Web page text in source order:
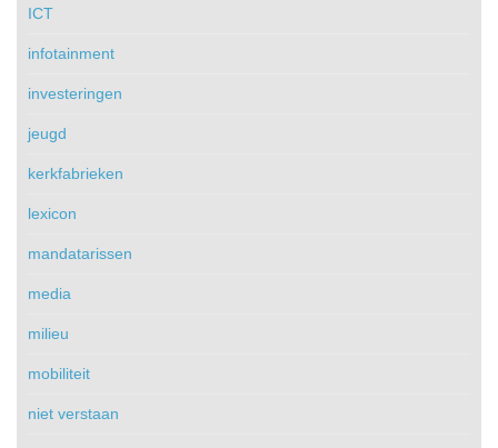
ICT
infotainment
investeringen
jeugd
kerkfabrieken
lexicon
mandatarissen
media
milieu
mobiliteit
niet verstaan